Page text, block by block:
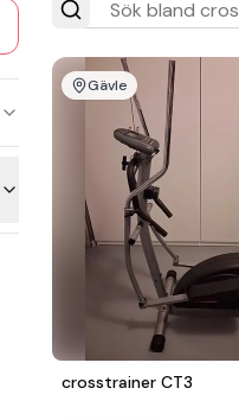
Gävle
crosstrainer CT3